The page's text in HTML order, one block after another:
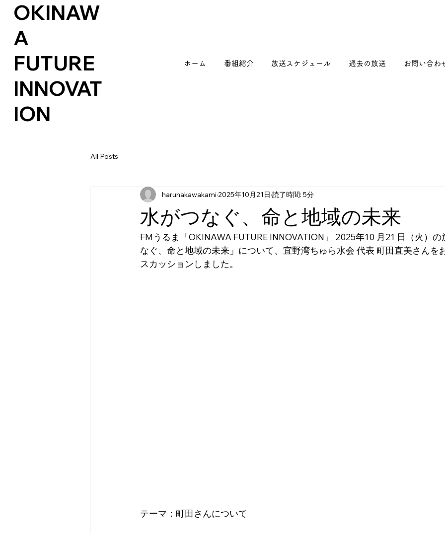
OKINAW
A
FUTURE
INNOVAT
ION
ホーム 番組紹介 放送スケジュール 過去の放送 お問い合わ
All Posts
水がつなぐ、命と地域の未来
harunakawakami 2025年10月21日 読了時間: 5分
FMうるま「OKINAWA FUTURE INNOVATION」 2025年10 月21 日（火）
なぐ、命と地域の未来」について、宜野湾ちゅら水会 代表 町田直美さんを
スカッションしました。
テーマ：町田さんについて